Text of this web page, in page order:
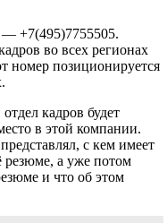
— +7(495)7755505.
во всех регионах
номер позиционируется
кадров будет
в этой компании.
с кем имеет
резюме, а уже потом
и что об этом